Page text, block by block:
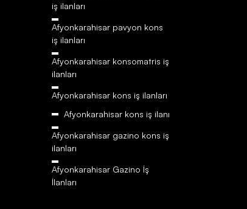
iş ilanları
Afyonkarahisar‎‎‎‎ pavyon kons
iş ilanları
Afyonkarahisar‎‎‎‎ konsomatris iş
ilanları
Afyonkarahisar‎‎‎‎ kons iş ilanları
Afyonkarahisar‎‎‎‎ kons iş ilanı
Afyonkarahisar‎‎‎‎ gazino kons iş
ilanları
Afyonkarahisar‎‎‎‎ Gazino İş
İlanları